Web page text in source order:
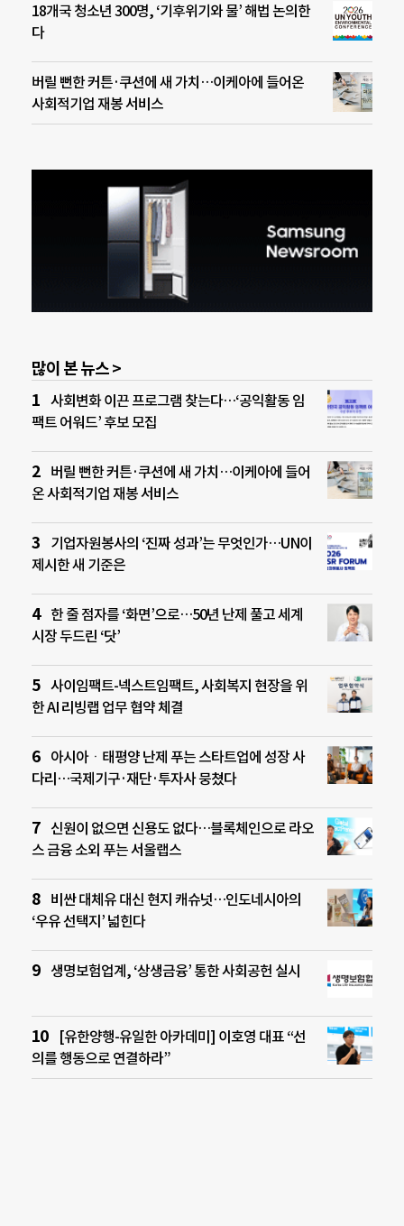
18개국 청소년 300명, ‘기후위기와 물’ 해법 논의한
다
버릴 뻔한 커튼·쿠션에 새 가치…이케아에 들어온
사회적기업 재봉 서비스
많이 본 뉴스 >
사회변화 이끈 프로그램 찾는다…‘공익활동 임
팩트 어워드’ 후보 모집
버릴 뻔한 커튼·쿠션에 새 가치…이케아에 들어
온 사회적기업 재봉 서비스
기업자원봉사의 ‘진짜 성과’는 무엇인가…UN이
제시한 새 기준은
한 줄 점자를 ‘화면’으로…50년 난제 풀고 세계
시장 두드린 ‘닷’
사이임팩트-넥스트임팩트, 사회복지 현장을 위
한 AI 리빙랩 업무 협약 체결
아시아ㆍ태평양 난제 푸는 스타트업에 성장 사
다리…국제기구·재단·투자사 뭉쳤다
신원이 없으면 신용도 없다…블록체인으로 라오
스 금융 소외 푸는 서울랩스
비싼 대체유 대신 현지 캐슈넛…인도네시아의
‘우유 선택지’ 넓힌다
생명보험업계, ‘상생금융’ 통한 사회공헌 실시
[유한양행-유일한 아카데미] 이호영 대표 “선
의를 행동으로 연결하라”